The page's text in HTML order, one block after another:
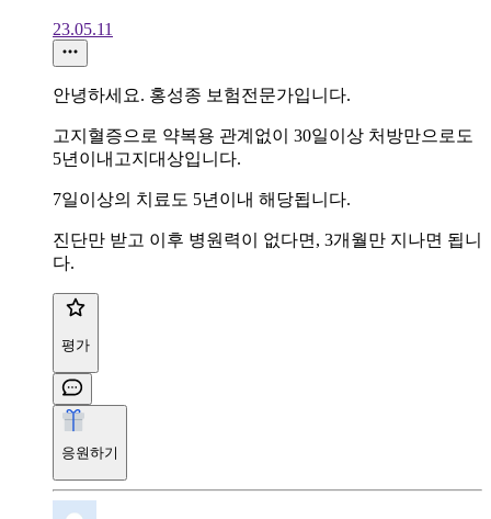
23.05.11
안녕하세요. 홍성종 보험전문가입니다.
고지혈증으로 약복용 관계없이 30일이상 처방만으로도
5년이내고지대상입니다.
7일이상의 치료도 5년이내 해당됩니다.
진단만 받고 이후 병원력이 없다면, 3개월만 지나면 됩니
다.
평가
응원하기